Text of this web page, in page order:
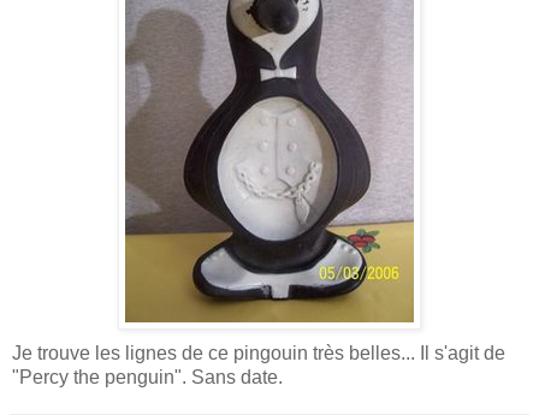
Je trouve les lignes de ce pingouin très belles... Il s'agit de
"Percy the penguin". Sans date.